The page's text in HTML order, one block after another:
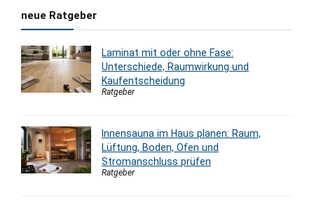
neue Ratgeber
Laminat mit oder ohne Fase:
Unterschiede, Raumwirkung und
Kaufentscheidung
Ratgeber
Innensauna im Haus planen: Raum,
Lüftung, Boden, Ofen und
Stromanschluss prüfen
Ratgeber